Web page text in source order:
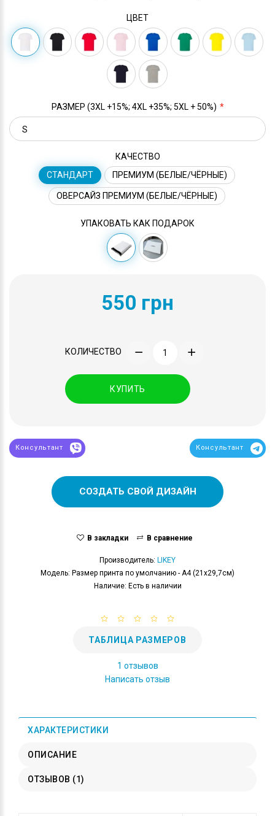
ЦВЕТ
РАЗМЕР (3XL +15%; 4XL +35%; 5XL + 50%)
КАЧЕСТВО
СТАНДАРТ
ПРЕМИУМ (БЕЛЫЕ/ЧЁРНЫЕ)
ОВЕРСАЙЗ ПРЕМИУМ (БЕЛЫЕ/ЧЁРНЫЕ)
УПАКОВАТЬ КАК ПОДАРОК
550 грн
КОЛИЧЕСТВО
КУПИТЬ
Консультант Консультант
СОЗДАТЬ СВОЙ ДИЗАЙН
В закладки В сравнение
Производитель: LIKEY
Модель: Размер принта по умолчанию - А4 (21x29,7см)
Наличие: Есть в наличии
ТАБЛИЦА РАЗМЕРОВ
1 отзывов
Написать отзыв
ХАРАКТЕРИСТИКИ
ОПИСАНИЕ
ОТЗЫВОВ (1)